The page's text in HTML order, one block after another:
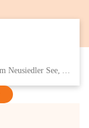
Eisenstädter Straße 18, 7091 Breitenbrunn am Neusiedler See, AUT